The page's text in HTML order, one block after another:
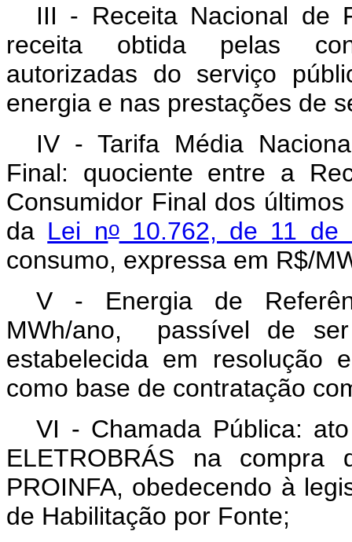
III - Receita Nacional de
receita obtida pelas
autorizadas do serviço
energia e nas prestações de
IV - Tarifa Média
Final: quociente entre a
Consumidor Final dos
da Lei no10.762, de 11 de
consumo, expressa em R$/
V - Energia de
MWh/ano,
passível de
estabelecida em resolução
como base de contratação
VI - Chamada Pública:
ELETROBRÁS na
PROINFA, obedecendo à
de Habilitação por Fonte;